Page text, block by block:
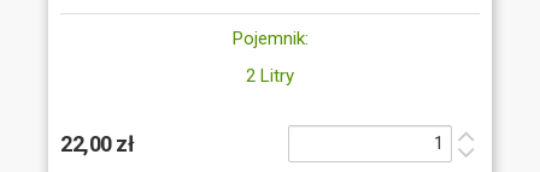
Pojemnik:
2 Litry
22,00 zł